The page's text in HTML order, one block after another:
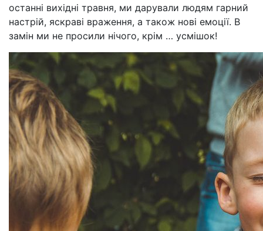
останні вихідні травня, ми дарували людям гарний
настрій, яскраві враження, а також нові емоції. В
замін ми не просили нічого, крім … усмішок!